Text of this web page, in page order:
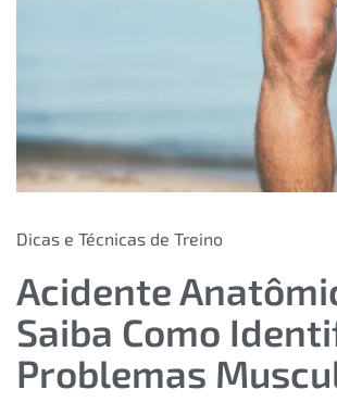
Dicas e Técnicas de Treino
Acidente
Saiba Como
Problemas